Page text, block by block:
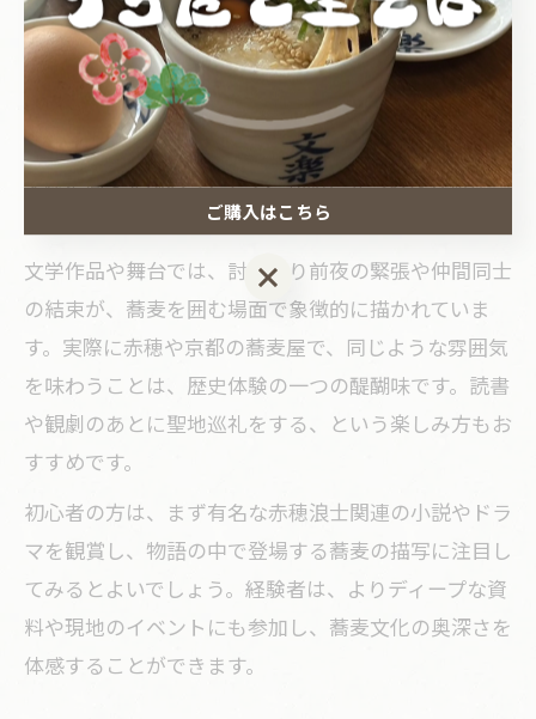
繰り返し描かれています。討ち入りを題材にした小説
や歌舞伎、落語などでは、蕎麦屋の情景や浪士たちの
やりとりが生き生きと表現されており、現代にもその
粋が受け継がれています。こうした作品に触れながら
実際に蕎麦を味わうことで、物語世界への没入感が一
文学作品や舞台では、討ち入り前夜の緊張や仲間同士
の結束が、蕎麦を囲む場面で象徴的に描かれていま
す。実際に赤穂や京都の蕎麦屋で、同じような雰囲気
を味わうことは、歴史体験の一つの醍醐味です。読書
や観劇のあとに聖地巡礼をする、という楽しみ方もお
すすめです。
初心者の方は、まず有名な赤穂浪士関連の小説やドラ
マを観賞し、物語の中で登場する蕎麦の描写に注目し
てみるとよいでしょう。経験者は、よりディープな資
料や現地のイベントにも参加し、蕎麦文化の奥深さを
体感することができます。
ご購入はこちら
ご購入はこちら